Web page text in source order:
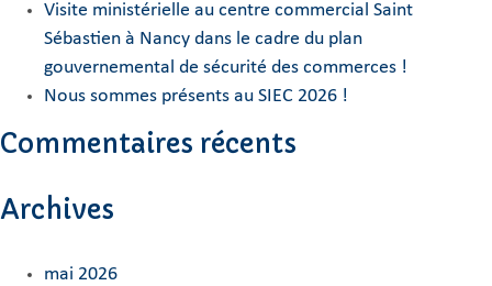
Visite ministérielle au centre commercial Saint
Sébastien à Nancy dans le cadre du plan
gouvernemental de sécurité des commerces !
Nous sommes présents au SIEC 2026 !
Commentaires récents
Archives
mai 2026